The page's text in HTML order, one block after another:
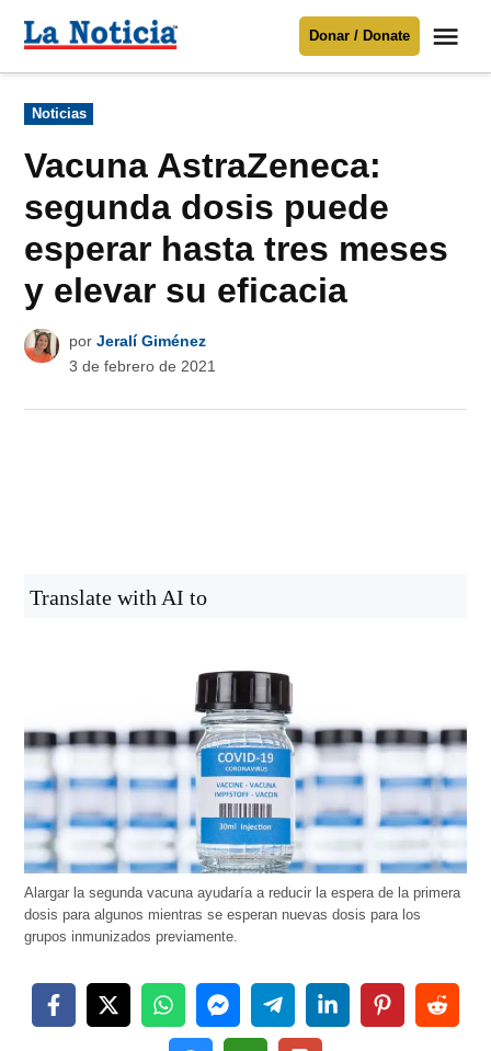
Para mantenerte informado necesitamos
Donar
contenido
Noticia
Donar / Donate
Publicado
en
Noticias
Vacuna AstraZeneca:
segunda dosis puede
esperar hasta tres meses
y elevar su eficacia
por Jeralí Giménez
3 de febrero de 2021
Translate with AI to
Alargar la segunda vacuna ayudaría a reducir la espera de la primera
dosis para algunos mientras se esperan nuevas dosis para los
grupos inmunizados previamente.